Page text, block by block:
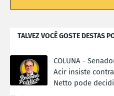
TALVEZ VOCÊ GOSTE DESTAS
COLUNA -
Acir insiste
Netto pode